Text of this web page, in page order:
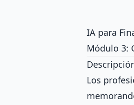
IA para
Módulo 3:
Los